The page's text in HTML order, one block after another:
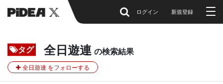
ログイン 新規登録
タグ 全日遊連 の検索結果
全日遊連 をフォローする